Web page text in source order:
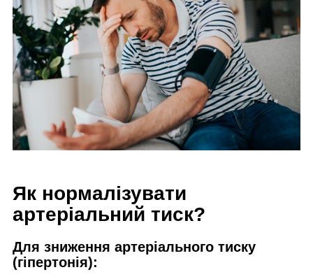
Як нормалізувати
артеріальний тиск?
Для зниження артеріального тиску
(гіпертонія):